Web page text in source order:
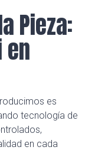
Pieza:
en
es
tecnología de
en cada